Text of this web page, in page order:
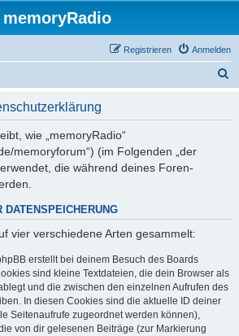
memoryRadio
Anmelden
Registrieren
wie „memoryRadio“
memoryforum“) (im Folgenden „der
die während deines Foren-
DATENSPEICHERUNG
vier verschiedene Arten gesammelt:
erstellt bei deinem Besuch des Boards
sind kleine Textdateien, die dein Browser als
und die zwischen den einzelnen Aufrufen des
In diesen Cookies sind die aktuelle ID deiner
Seitenaufrufe zugeordnet werden können),
von dir gelesenen Beiträge (zur Markierung